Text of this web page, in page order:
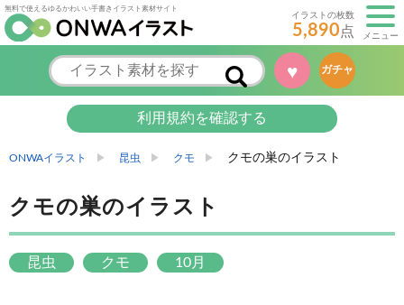
無料で使えるゆるかわいい手書きイラスト素材サイト
イラストの枚数
5,890点 メニュー
♥ ガチャ
利用規約を確認する
ONWAイラスト 昆虫 クモ クモの巣のイラスト
クモの巣のイラスト
昆虫 クモ 10月